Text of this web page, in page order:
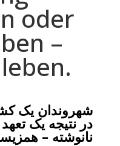
oder
–
شهروندان یک
در نتیجه یک
نانوشته –